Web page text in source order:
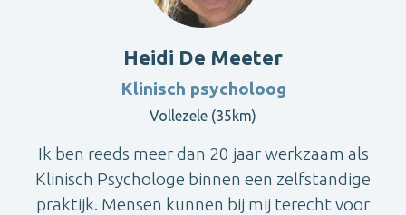
Heidi De Meeter
Klinisch psycholoog
Vollezele (35km)
Ik ben reeds meer dan 20 jaar werkzaam als
Klinisch Psychologe binnen een zelfstandige
praktijk. Mensen kunnen bij mij terecht voor